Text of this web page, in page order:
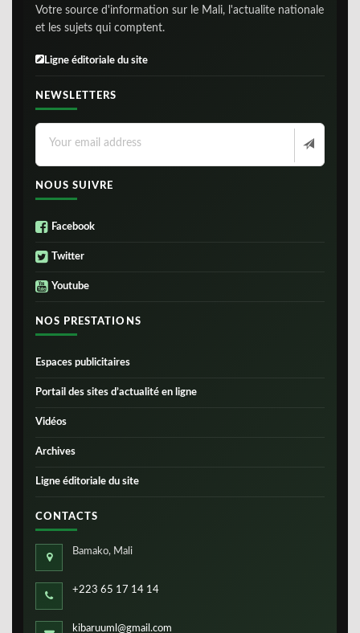
Votre source d'information sur le Mali, l'actualite nationale
et les sujets qui comptent.
Ligne éditoriale du site
NEWSLETTERS
NOUS SUIVRE
Facebook
Twitter
Youtube
NOS PRESTATIONS
Espaces publicitaires
Portail des sites d’actualité en ligne
Vidéos
Archives
Ligne éditoriale du site
CONTACTS
Bamako, Mali
+223 65 17 14 14
kibaruuml@gmail.com